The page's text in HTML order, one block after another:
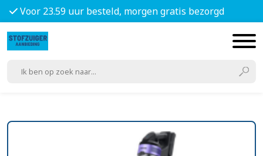
Voor 23.59 uur besteld, morgen gratis bezorgd